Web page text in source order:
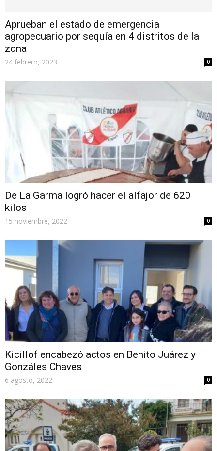
Aprueban el estado de emergencia
agropecuario por sequía en 4 distritos de la
zona
24 febrero, 2023 0
De La Garma logró hacer el alfajor de 620
kilos
15 noviembre, 2022 0
Kicillof encabezó actos en Benito Juárez y
Gonzáles Chaves
6 agosto, 2022 0